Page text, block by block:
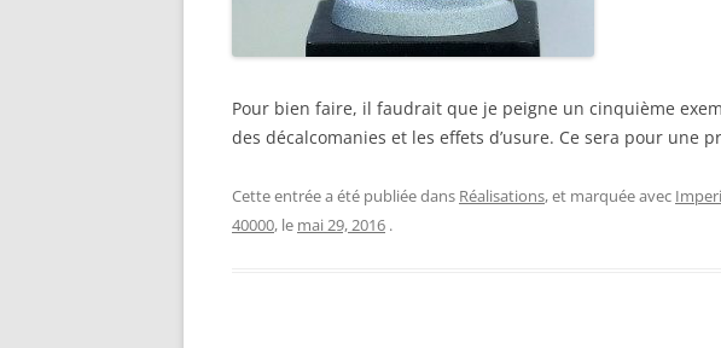
Pour bien faire, il faudrait que je peigne un cinquième
des décalcomanies et les effets d’usure. Ce sera pour une
Cette entrée a été publiée dans Réalisations, et marquée avec
40000, le mai 29, 2016 .